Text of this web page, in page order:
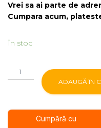
Vrei sa ai parte de
Cumpara acum,
În stoc
Cantitate
CAMERA
100/90-
ADAUGĂ ÎN
Cumpără cu